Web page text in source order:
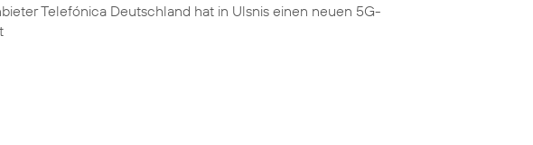
Telefónica Deutschland hat in Ulsnis einen neuen 5G-